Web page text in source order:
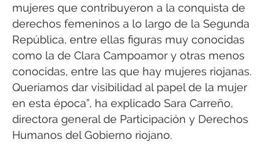
mujeres que contribuyeron a la conquista de
derechos femeninos a lo largo de la Segunda
República, entre ellas figuras muy conocidas
como la de Clara Campoamor y otras menos
conocidas, entre las que hay mujeres riojanas.
Queríamos dar visibilidad al papel de la mujer
en esta época”, ha explicado Sara Carreño,
directora general de Participación y Derechos
Humanos del Gobierno riojano.